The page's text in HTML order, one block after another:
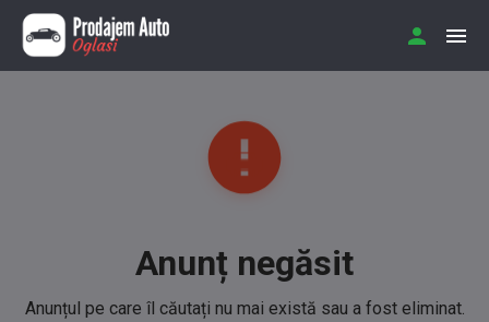
Anunț negăsit
Anunțul pe care îl căutați nu mai există sau a fost eliminat.